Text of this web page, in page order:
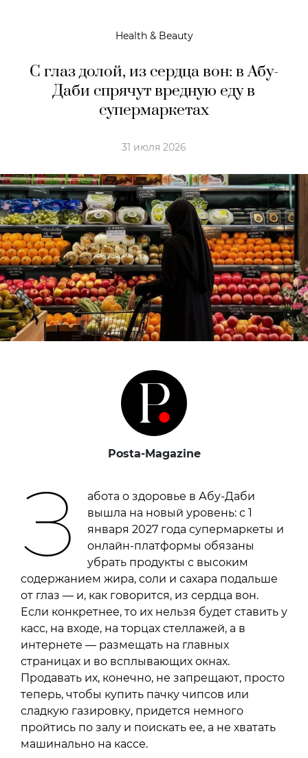
Health & Beauty
С глаз долой, из сердца вон: в Абу-
Даби спрячут вредную еду в
супермаркетах
31 июля 2026
Posta-Magazine
З
абота о здоровье в Абу-Даби
вышла на новый уровень: с 1
января 2027 года супермаркеты и
онлайн-платформы обязаны
убрать продукты с высоким
содержанием жира, соли и сахара подальше
от глаз — и, как говорится, из сердца вон.
Если конкретнее, то их нельзя будет ставить у
касс, на входе, на торцах стеллажей, а в
интернете — размещать на главных
страницах и во всплывающих окнах.
Продавать их, конечно, не запрещают, просто
теперь, чтобы купить пачку чипсов или
сладкую газировку, придется немного
пройтись по залу и поискать ее, а не хватать
машинально на кассе.